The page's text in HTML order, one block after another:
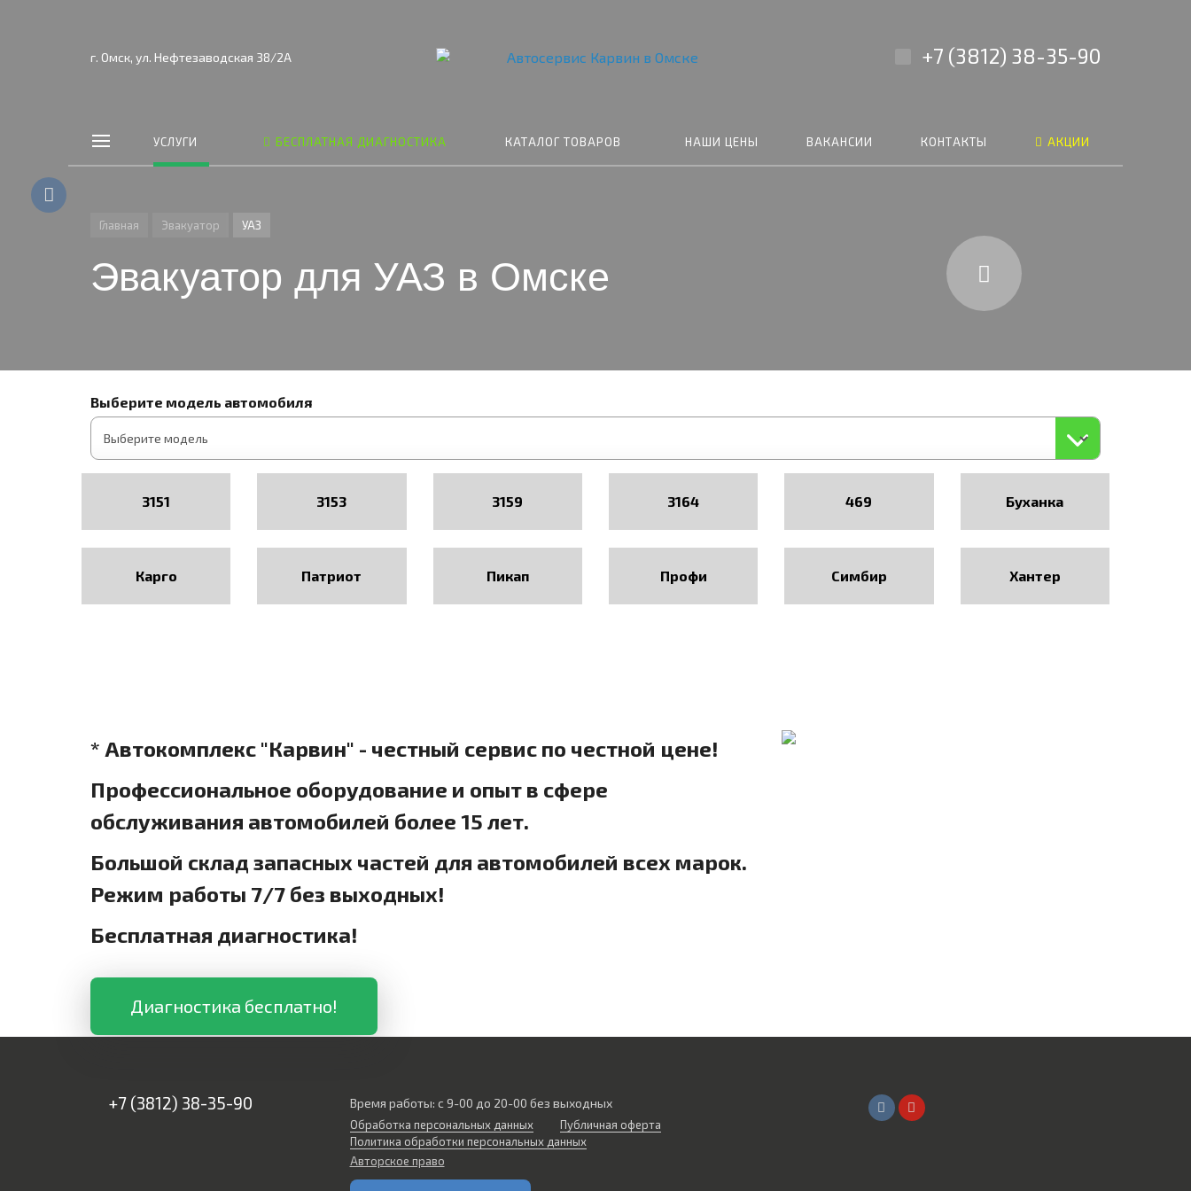
г. Омск, ул. Нефтезаводская 38/2А +7 (3812) 38-35-90
УСЛУГИ БЕСПЛАТНАЯ ДИАГНОСТИКА КАТАЛОГ ТОВАРОВ НАШИ ЦЕНЫ ВАКАНСИИ КОНТАКТЫ АКЦИИ
Главная Эвакуатор УАЗ
Эвакуатор для УАЗ в Омске
Выберите модель автомобиля
3151 3153 3159 3164 469 Буханка
Карго Патриот Пикап Профи Симбир Хантер
* Автокомплекс "Карвин" - честный сервис по честной цене!
Профессиональное оборудование и опыт в сфере
обслуживания автомобилей более 15 лет.
Большой склад запасных частей для автомобилей всех марок.
Режим работы 7/7 без выходных!
Бесплатная диагностика!
Диагностика бесплатно!
+7 (3812) 38-35-90 Время работы: с 9-00 до 20-00 без выходных
Обработка персональных данных
Публичная оферта
Политика обработки персональных данных
Авторское право